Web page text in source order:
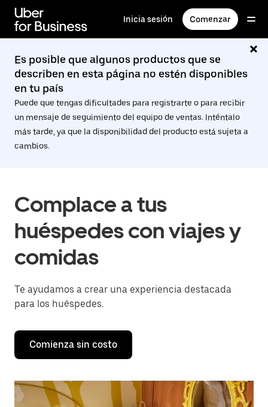
contenido
principal
Inicia sesión Comenzar
Es posible que algunos productos que se
describen en esta página no estén disponibles
en tu país
Puede que tengas dificultades para registrarte o para recibir
un mensaje de seguimiento del equipo de ventas. Inténtalo
más tarde, ya que la disponibilidad del producto está sujeta a
cambios.
Complace a tus
huéspedes con viajes y
comidas
Te ayudamos a crear una experiencia destacada
para los huéspedes.
Comienza sin costo